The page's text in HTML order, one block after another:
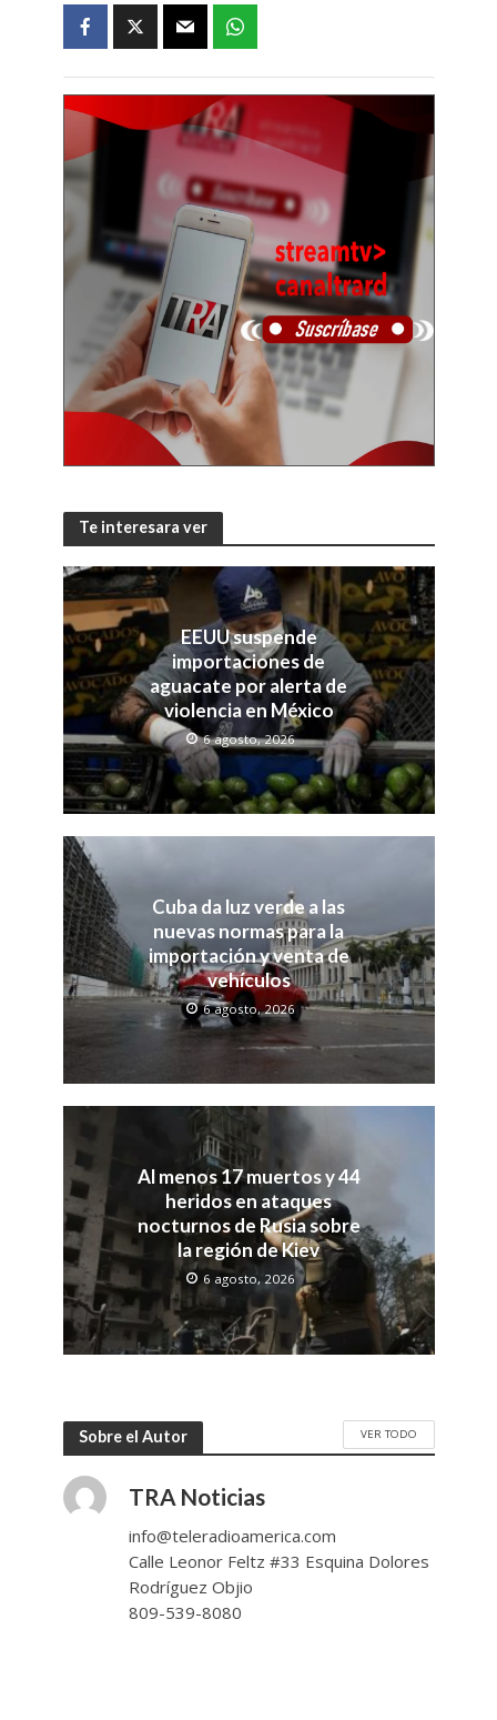
Te interesara ver
EEUU suspende
importaciones de
aguacate por alerta de
violencia en México
6 agosto, 2026
Cuba da luz verde a las
nuevas normas para la
importación y venta de
vehículos
6 agosto, 2026
Al menos 17 muertos y 44
heridos en ataques
nocturnos de Rusia sobre
la región de Kiev
6 agosto, 2026
Sobre el Autor VER TODO
TRA Noticias
info@teleradioamerica.com
Calle Leonor Feltz #33 Esquina Dolores
Rodríguez Objio
809-539-8080